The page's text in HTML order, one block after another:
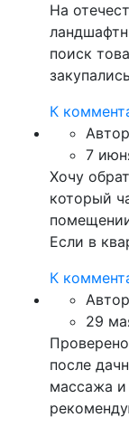
На
поиск
К
7
Хочу
который
Если в
К
29
после
массажа и